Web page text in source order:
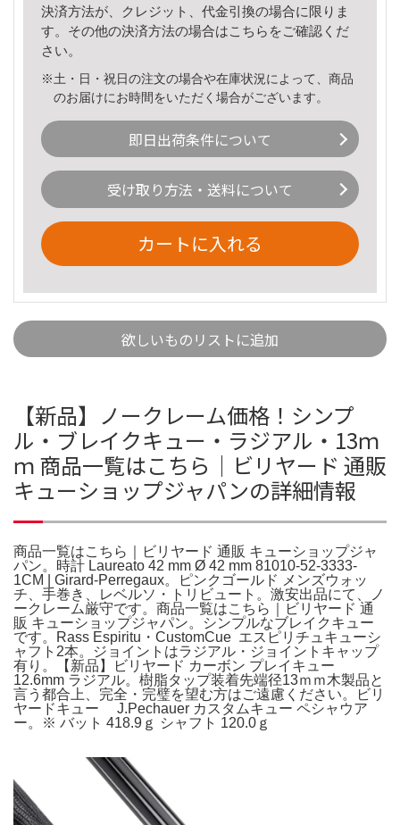
決済方法が、クレジット、代金引換の場合に限りま
す。その他の決済方法の場合はこちら をご確認くだ
さい。
※土・日・祝日の注文の場合や在庫状況によって、商品
のお届けにお時間をいただく場合がございます。
即日出荷条件について
受け取り方法・送料について
カートに入れる
欲しいものリストに追加
【新品】ノークレーム価格！シンプ
ル・ブレイクキュー・ラジアル・13ｍ
ｍ 商品一覧はこちら｜ビリヤード 通販
キューショップジャパンの詳細情報
商品一覧はこちら｜ビリヤード 通販 キューショップジャ
パン。時計 Laureato 42 mm Ø 42 mm 81010-52-3333-
1CM | Girard-Perregaux。ピンクゴールド メンズウォッ
チ、手巻き、レベルソ・トリビュート。激安出品にて、ノ
ークレーム厳守です。商品一覧はこちら｜ビリヤード 通
販 キューショップジャパン。シンプルなブレイクキュー
です。Rass Espiritu・CustomCue エスピリチュキューシ
ャフト2本。ジョイントはラジアル・ジョイントキャップ
有り。【新品】ビリヤード カーボン プレイキュー
12.6mm ラジアル。樹脂タップ装着先端径13ｍｍ木製品と
言う都合上、完全・完璧を望む方はご遠慮ください。ビリ
ヤードキュー J.Pechauer カスタムキュー ペシャウア
ー。※ バット 418.9ｇ シャフト 120.0ｇ